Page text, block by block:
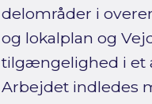
delområder i
og lokalplan og
tilgængelighed i et
Arbejdet indledes